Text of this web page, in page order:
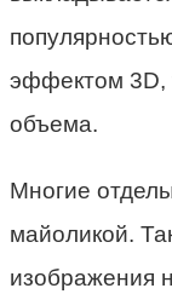
эффектом 3D,
объема.
Многие
майоликой.
изображения